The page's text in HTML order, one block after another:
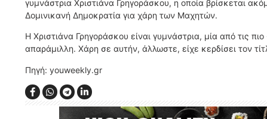
γυμνάστρια Χριστιάνα Γρηγοράσκου, η οποία βρίσκεται
Δομινικανή Δημοκρατία για χάρη των Μαχητών.
Η Χριστιάνα Γρηγοράσκου είναι γυμνάστρια, μία από τις
απαράμιλλη. Χάρη σε αυτήν, άλλωστε, είχε κερδίσει τον
Πηγή: youweekly.gr